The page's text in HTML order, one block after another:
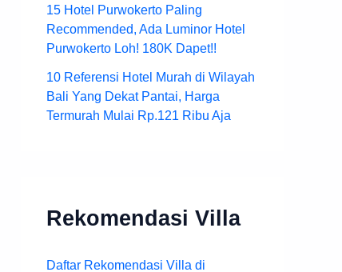
15 Hotel Purwokerto Paling
Recommended, Ada Luminor Hotel
Purwokerto Loh! 180K Dapet!!
10 Referensi Hotel Murah di Wilayah
Bali Yang Dekat Pantai, Harga
Termurah Mulai Rp.121 Ribu Aja
Rekomendasi Villa
Daftar Rekomendasi Villa di